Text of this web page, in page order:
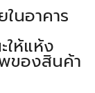
นอาคาร
ให้แห้ง
ของสินค้า